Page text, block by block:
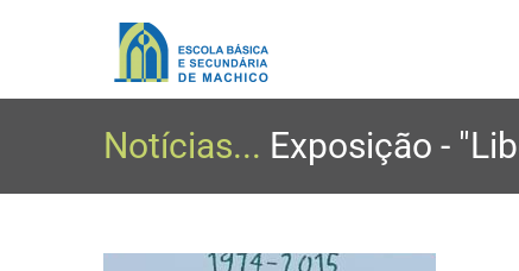
Notícias... Exposição -